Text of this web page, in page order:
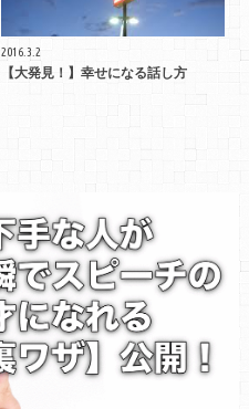
2016.3.2
【大発見！】幸せになる話し方